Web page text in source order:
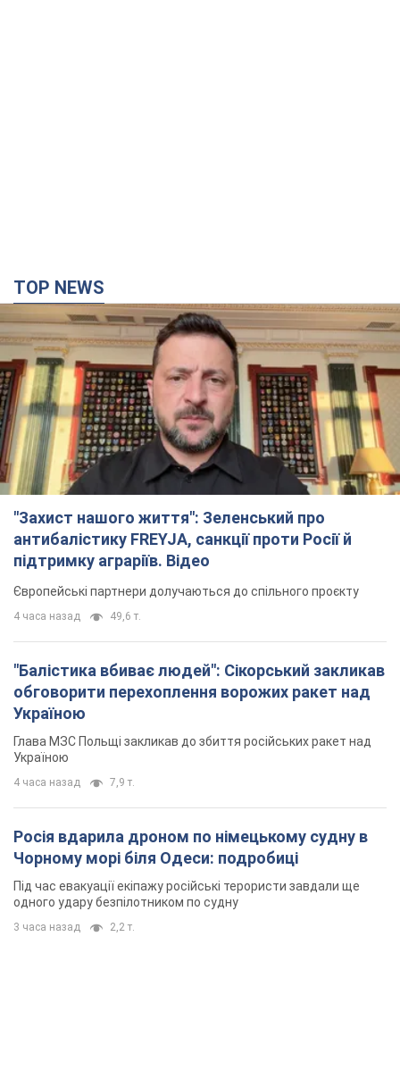
"Захист нашого життя": Зеленський про
антибалістику FREYJA, санкції проти Росії й
підтримку аграріїв. Відео
Європейські партнери долучаються до спільного проєкту
4 часа назад 49,6 т.
"Балістика вбиває людей": Сікорський закликав
обговорити перехоплення ворожих ракет над
Україною
Глава МЗС Польщі закликав до збиття російських ракет над
Україною
7,9 т.
Росія вдарила дроном по німецькому судну в
Чорному морі біля Одеси: подробиці
одного удару безпілотником по судну
3 часа назад 2,2 т.